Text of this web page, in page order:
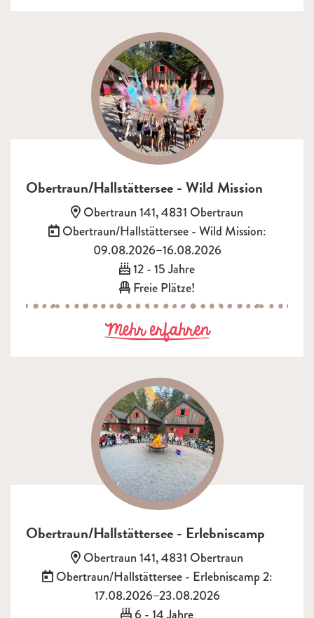
Obertraun/Hallstättersee - Wild Mission
Adresse:
Obertraun 141, 4831 Obertraun
Termin:
Obertraun/Hallstättersee - Wild Mission:
09.08.2026–16.08.2026
Alter:
12 - 15 Jahre
Freie Plätze!
Mehr erfahrenzu
Obertraun/Hallstättersee - Erlebniscamp
Adresse:
Obertraun 141, 4831 Obertraun
Termin:
Obertraun/Hallstättersee - Erlebniscamp 2:
17.08.2026–23.08.2026
Alter: